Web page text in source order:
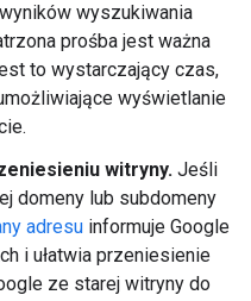
wyszukiwania
prośba jest ważna
to wystarczający czas,
wyświetlanie
witryny. Jeśli
domeny lub subdomeny
adresu informuje Google
i ułatwia przeniesienie
ze starej witryny do